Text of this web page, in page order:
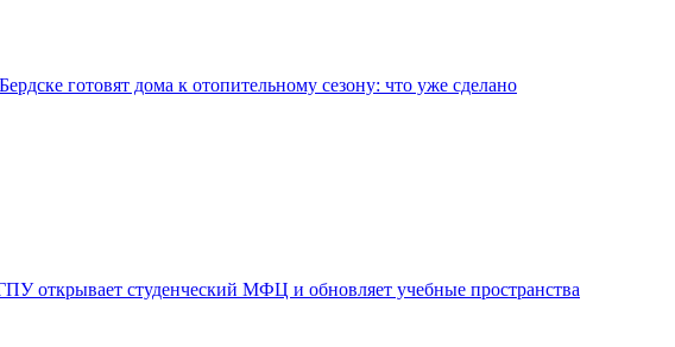
готовят дома к отопительному сезону: что уже сделано
открывает студенческий МФЦ и обновляет учебные пространства